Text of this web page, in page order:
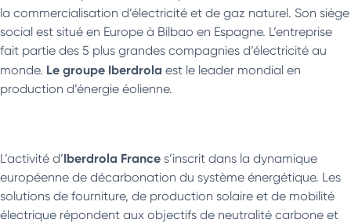
la commercialisation d’électricité et de gaz naturel. Son siège
social est situé en Europe à Bilbao en Espagne. L’entreprise
fait partie des 5 plus grandes compagnies d’électricité au
monde. Le groupe Iberdrola est le leader mondial en
production d’énergie éolienne.
L’activité d’Iberdrola France s’inscrit dans la dynamique
européenne de décarbonation du système énergétique. Les
solutions de fourniture, de production solaire et de mobilité
électrique répondent aux objectifs de neutralité carbone et